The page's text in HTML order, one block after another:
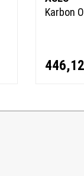
Karbon
446,12